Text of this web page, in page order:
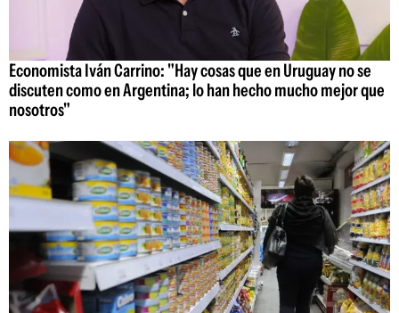
Economista Iván Carrino: "Hay cosas que en Uruguay no se
discuten como en Argentina; lo han hecho mucho mejor que
nosotros"